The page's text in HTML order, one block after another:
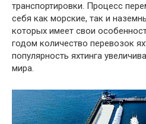
транспортировки. Процесс
себя как морские, так и
которых имеет свои
годом количество перевозок
популярность яхтинга
мира.